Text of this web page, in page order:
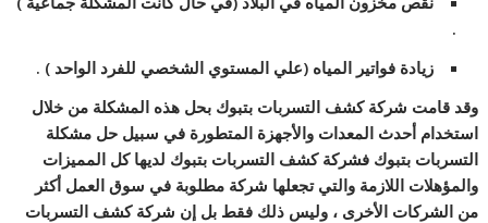
.
زيادة فواتير المياه (علي المستوي الشخصي للفرد الواحد ) .
وقد قامت شركة كشف التسربات بتبوك بحل هذه المشكلة من خلال
استخدام أحدث المعدات والأجهزة المتطورة في سبيل حل مشكلة
التسربات بتبوك فشركة كشف التسربات بتبوك لديها كل المميزات
والمؤهلات اللازمة والتي تجعلها شركة مطلوبة في سوق العمل أكثر
من الشركات الأخرى ، وليس ذلك فقط بل إن شركة كشف التسربات